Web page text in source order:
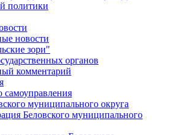
политики
новости
зори"
органов
комментарий
муниципального округа
Беловского муниципального